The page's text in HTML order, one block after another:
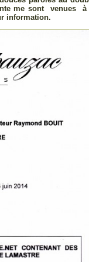
me sont venues à
information.